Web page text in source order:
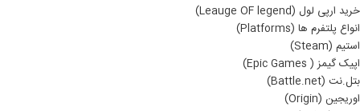
خرید ارپی لول (Leauge OF legend)
انواع پلتفرم ها (Platforms)
استیم (Steam)
اپیک گیمز ( Epic Games)
بتل.نت (Battle.net)
اوریجین (Origin)